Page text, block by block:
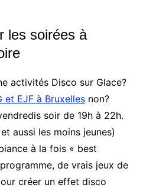
les soirées à
activités Disco sur Glace?
et EJF à Bruxellesnon?
soir de 19h à 22h.
aussi les moins jeunes)
à la fois « best
de vrais jeux de
créer un effet disco